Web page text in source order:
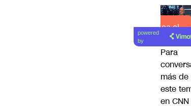
Lea el
artículo
powered
by
Para
más de
este
en CNN